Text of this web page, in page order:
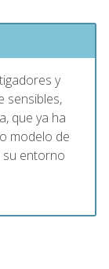
y
sensibles,
que ya ha
modelo de
su entorno